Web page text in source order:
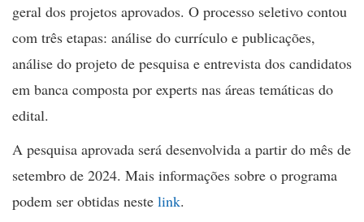
geral dos projetos aprovados. O processo seletivo contou
com três etapas: análise do currículo e publicações,
análise do projeto de pesquisa e entrevista dos candidatos
em banca composta por experts nas áreas temáticas do
edital.
A pesquisa aprovada será desenvolvida a partir do mês de
setembro de 2024. Mais informações sobre o programa
podem ser obtidas neste link.